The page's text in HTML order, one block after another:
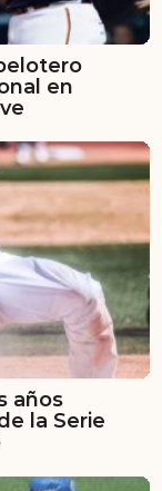
en
años
la Serie